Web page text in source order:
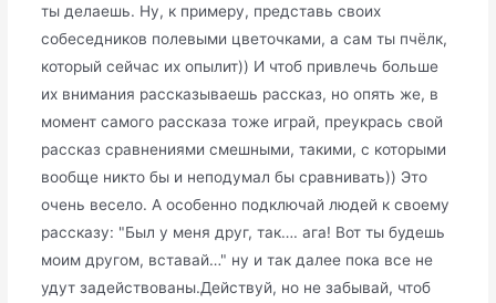
ты делаешь. Ну, к примеру, представь своих
собеседников полевыми цветочками, а сам ты пчёлк,
который сейчас их опылит)) И чтоб привлечь больше
их внимания рассказываешь рассказ, но опять же, в
момент самого рассказа тоже играй, преукрась свой
рассказ сравнениями смешными, такими, с которыми
вообще никто бы и неподумал бы сравнивать)) Это
очень весело. А особенно подключай людей к своему
рассказу: "Был у меня друг, так…. ага! Вот ты будешь
моим другом, вставай…" ну и так далее пока все не
удут задействованы.Действуй, но не забывай, чтоб